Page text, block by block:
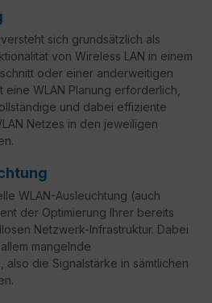
sich grundsätzlich als
von Wireless LAN in einem
oder einer anderweitigen
eine WLAN Planung erforderlich,
und dabei effiziente
Netzes in den jeweiligen
WLAN-Ausleuchtung (auch
der Optimierung Ihrer bereits
Netzwerk-Infrastruktur. Dabei
mangelnde
also die Signalstärke in sämtlichen